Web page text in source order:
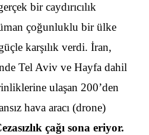
bir caydırıcılık
çoğunluklu bir ülke
karşılık verdi. İran,
Tel Aviv ve Hayfa dahil
ulaşan 200’den
hava aracı (drone)
çağı sona eriyor.